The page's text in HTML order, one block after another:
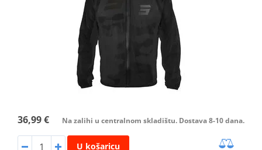
36,99 € Na zalihi u centralnom skladištu. Dostava 8-10 dana.
U košaricu